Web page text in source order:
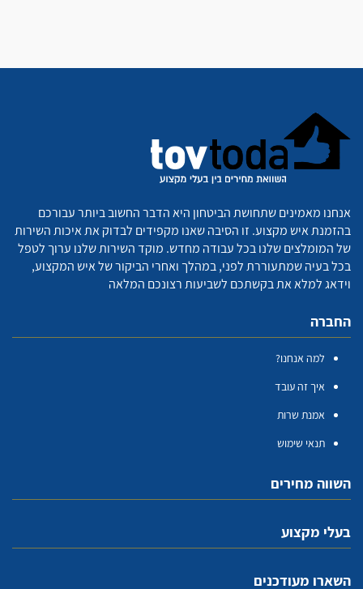
אנחנו מאמינים שתחושת הביטחון היא הדבר החשוב ביותר עבורכם
בהזמנת איש מקצוע. זו הסיבה שאנו מקפידים לבדוק את איכות השירות
של המומלצים שלנו בכל עבודה מחדש. מוקד השירות שלנו ערוך לטפל
בכל בעיה שמתעוררת לפני, במהלך ואחרי הביקור של איש המקצוע,
וידאג למלא את בקשתכם לשביעות רצונכם המלאה
החברה
למה אנחנו?
איך זה עובד
אמנת שרות
תנאי שימוש
השווה מחירים
בעלי מקצוע
השארו מעודכנים